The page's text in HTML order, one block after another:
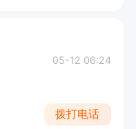
05-12 06:24
拨打电话